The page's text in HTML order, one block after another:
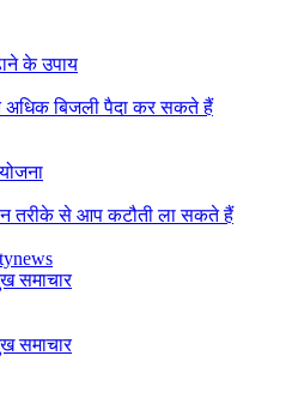
के उपाय
अधिक बिजली पैदा कर सकते हैं
तरीके से आप कटौती ला सकते हैं
समाचार
समाचार